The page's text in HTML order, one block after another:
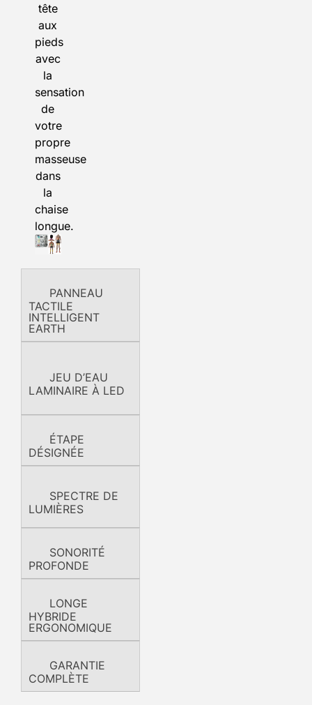
tête
aux
pieds
avec
la
sensation
de
votre
propre
masseuse
dans
la
chaise
longue.
PANNEAU
TACTILE
INTELLIGENT
EARTH
JEU D’EAU
LAMINAIRE À LED
ÉTAPE
DÉSIGNÉE
SPECTRE DE
LUMIÈRES
SONORITÉ
PROFONDE
LONGE
HYBRIDE
ERGONOMIQUE
GARANTIE
COMPLÈTE